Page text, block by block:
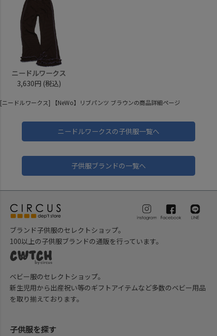
ニードルワークス
3,630円 (税込)
[ニードルワークス] 【NeWo】リブパンツ ブラウンの商品詳細ページ
ニードルワークスの子供服一覧へ
子供服ブランドの一覧へ
ブランド子供服のセレクトショップ。
100以上の子供服ブランドの通販を行っています。
ベビー服のセレクトショップ。
新生児用から出産祝い等のギフトアイテムなど多数のベビー用品
を取り揃えております。
子供服を探す